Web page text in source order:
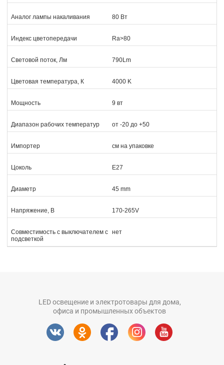
Аналог лампы накаливания 80 Вт
Индекс цветопередачи Ra>80
Световой поток, Лм 790Lm
Цветовая температура, К 4000 K
Мощность 9 вт
Диапазон рабочих температур от -20 до +50
Импортер см на упаковке
Цоколь E27
Диаметр 45 mm
Напряжение, В 170-265V
Совместимость с выключателем с
подсветкой
нет
LED освещение и электротовары для дома,
офиса и промышленных объектов